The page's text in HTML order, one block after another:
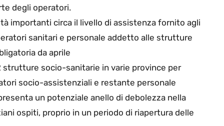
degli operatori.
importanti circa il livello di assistenza fornito agli
sanitari e personale addetto alle strutture
da aprile
socio-sanitarie in varie province per
socio-assistenziali e restante personale
un potenziale anello di debolezza nella
ospiti, proprio in un periodo di riapertura delle